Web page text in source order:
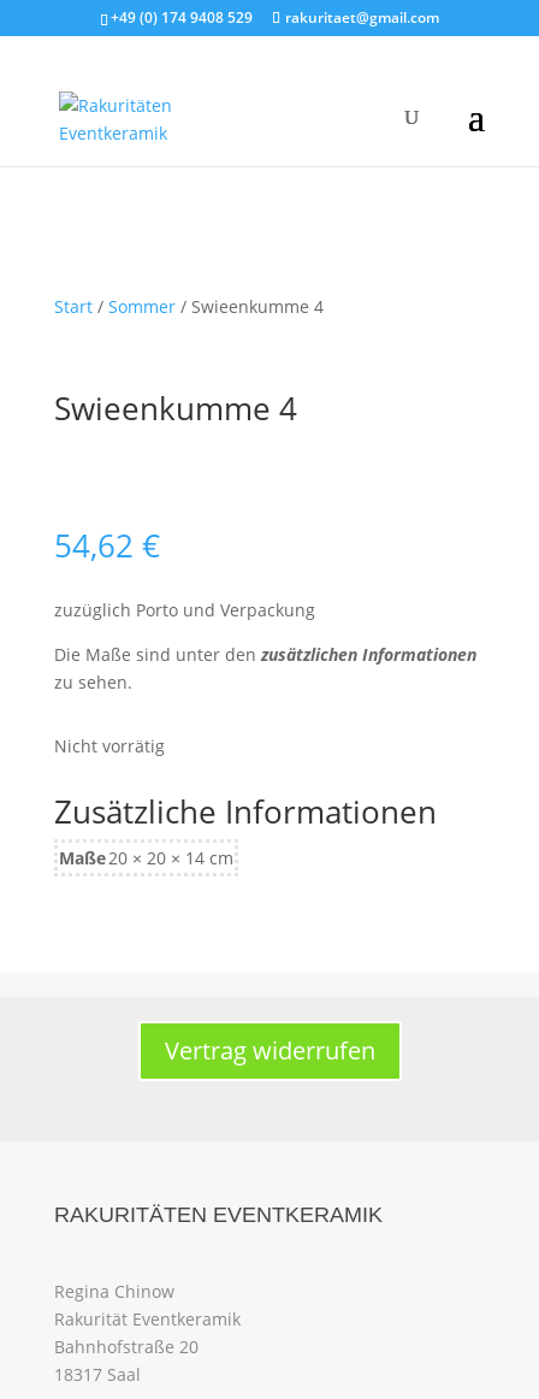
+49 (0) 174 9408 529 rakuritaet@gmail.com
Start/ Sommer/ Swieenkumme 4
Swieenkumme 4
54,62 €
zuzüglich Porto und Verpackung
Die Maße sind unter denzusätzlichen Informationen
zu sehen.
Nicht vorrätig
Zusätzliche Informationen
Maße20 × 20 × 14 cm
Vertrag widerrufen
RAKURITÄTEN EVENTKERAMIK
Regina Chinow
Rakurität Eventkeramik
Bahnhofstraße 20
18317 Saal